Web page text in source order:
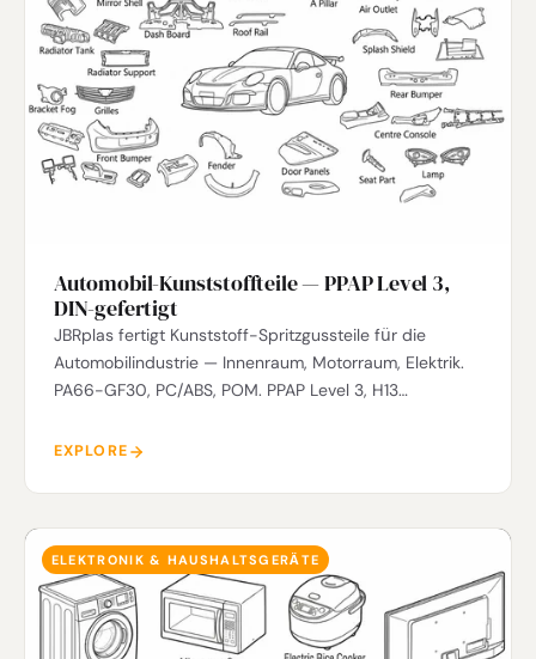
Automobil-Kunststoffteile — PPAP Level 3,
DIN-gefertigt
JBRplas fertigt Kunststoff-Spritzgussteile für die
Automobilindustrie — Innenraum, Motorraum, Elektrik.
PA66-GF30, PC/ABS, POM. PPAP Level 3, H13
EXPLORE
ELEKTRONIK & HAUSHALTSGERÄTE